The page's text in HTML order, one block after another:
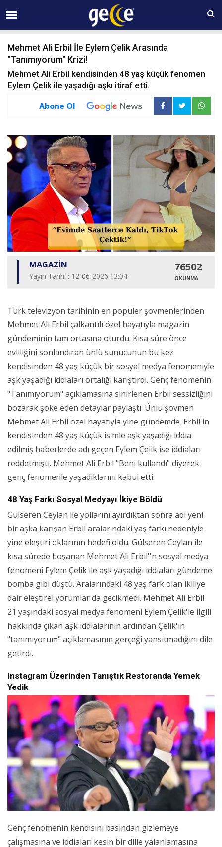
08 AĞUSTOS Cumartesi 04:21
Mehmet Ali Erbil İle Eylem Çelik Arasında
"Tanımıyorum" Krizi!
Mehmet Ali Erbil kendisinden 48 yaş küçük fenomen
Eylem Çelik ile yaşadığı aşkı itiraf etti.
Abone Ol
MAGAZİN
Yayın Tarihi : 12-06-2026 13:04
76502
OKUNMA
Türk televizyon tarihinin en popüler şovmenlerinden
Mehmet Ali Erbil çalkantılı özel hayatıyla magazin
gündeminin tam ortasına oturdu. Kısa süre önce
evliliğini sonlandıran ünlü sunucunun bu kez
kendisinden 48 yaş küçük bir sosyal medya fenomeniyle
aşk yaşadığı iddiaları ortalığı karıştırdı. Genç fenomenin
"Tanımıyorum" açıklamasına sinirlenen Erbil sessizliğini
bozarak şoke eden detaylar paylaştı. Ünlü şovmen
Mehmet Ali Erbil özel hayatıyla yine gündemde. Erbil'in
kendisinden 48 yaş küçük isimle aşk yaşadığı iddia
edilmiş haberlerde adı geçen Eylem Çelik ise iddiaları
reddetmişti. Mehmet Ali Erbil "Beni kullandı" diyerek
genç fenomenle yaşadıklarını kabul etti.
48 Yaş Farkı Sosyal Medyayı İkiye Böldü
Gülseren Ceylan ile yollarını ayırdıktan sonra adı yeni
bir aşka karışan Erbil aralarındaki yaş farkı nedeniyle
yine eleştiri oklarının hedefi oldu. Gülseren Ceylan ile
kısa sürede boşanan Mehmet Ali Erbil''n sosyal medya
fenomeni Eylem Çelik ile aşk yaşadığı iddiaları gündeme
bomba gibi düştü. Aralarındaki 48 yaş fark olan ikiliye
dair eleştirel yorumlar da gecikmedi. Mehmet Ali Erbil
21 yaşındaki sosyal medya fenomeni Eylem Çelik'le ilgili
hakkında çıkan aşk iddialarının ardından Çelik'in
"tanımıyorum" açıklamasının gerçeği yansıtmadığını dile
getirdi.
Instagram Üzerinden Tanıştık Restoranda Yemek
Yedik
Genç fenomenin kendisini basından gizlemeye
çalışmasına ve iddiaları kesin bir dille yalanlamasına